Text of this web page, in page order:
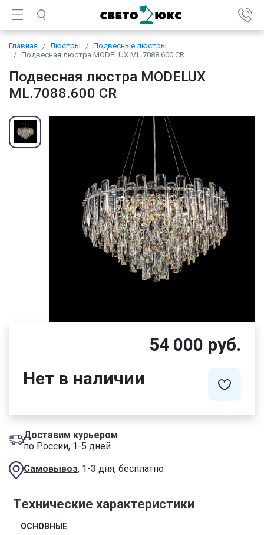
Главная Люстры
Подвесные люстры
Подвесная люстра MODELUX ML.7088.600 CR
Подвесная люстра MODELUX
ML.7088.600 CR
54 000 руб.
Нет в наличии
Доставим курьером
по России, 1-5 дней
Самовывоз, 1-3 дня, бесплатно
Технические характеристики
ОСНОВНЫЕ